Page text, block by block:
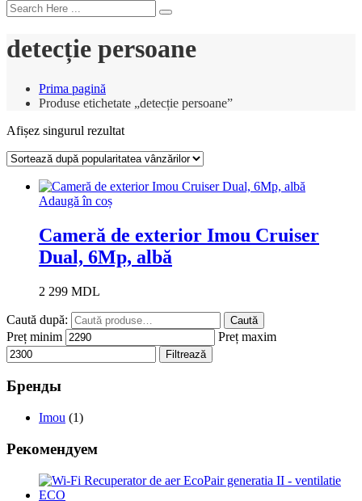
detecție persoane
Prima pagină
Produse etichetate „detecție persoane”
Afișez singurul rezultat
Adaugă în coș
Cameră de exterior Imou Cruiser
Dual, 6Mp, albă
2 299 MDL
Caută după: Caută
Preț minim Preț maxim
Filtrează
Бренды
Imou (1)
Рекомендуем